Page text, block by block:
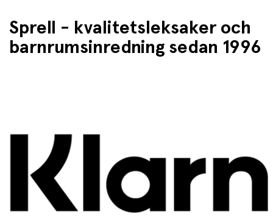
Sprell - kvalitetsleksaker och
barnrumsinredning sedan 1996